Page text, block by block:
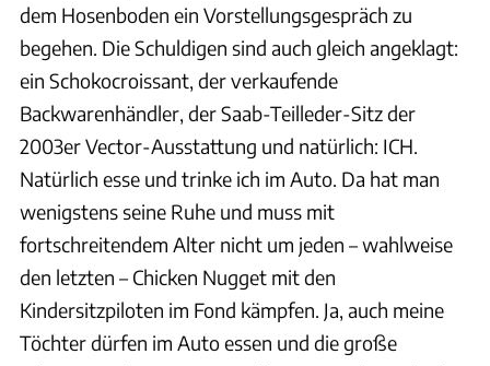
dem Hosenboden ein Vorstellungsgespräch zu
begehen. Die Schuldigen sind auch gleich angeklagt:
ein Schokocroissant, der verkaufende
Backwarenhändler, der Saab-Teilleder-Sitz der
2003er Vector-Ausstattung und natürlich: ICH.
Natürlich esse und trinke ich im Auto. Da hat man
wenigstens seine Ruhe und muss mit
fortschreitendem Alter nicht um jeden – wahlweise
den letzten – Chicken Nugget mit den
Kindersitzpiloten im Fond kämpfen. Ja, auch meine
Töchter dürfen im Auto essen und die große